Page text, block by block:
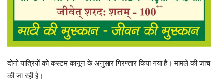
दोनों यात्रियों को कस्टम कानून के अनुसार गिरफ्तार किया गया है। मामले की जांच
की जा रही है।